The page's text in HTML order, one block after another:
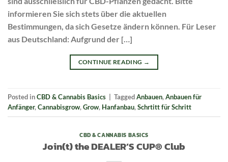
informieren Sie sich stets über die aktuellen
Bestimmungen, da sich Gesetze ändern können. Für Leser
aus Deutschland: Aufgrund der […]
CONTINUE READING →
Posted inCBD & Cannabis Basics TaggedAnbauen,Anbauen für
Anfänger,Cannabisgrow,Grow, Hanfanbau,Schrtitt für Schritt
CBD & CANNABIS BASICS
Join(t) the DEALER’S CUP® Club